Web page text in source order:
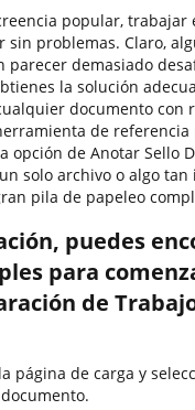
popular, trabajar
sin problemas. Claro,
parecer demasiado
la solución
documento con
de referencia
opción de Anotar Sello
solo archivo o algo
pila de papeleo
puedes
para
de
página de carga y